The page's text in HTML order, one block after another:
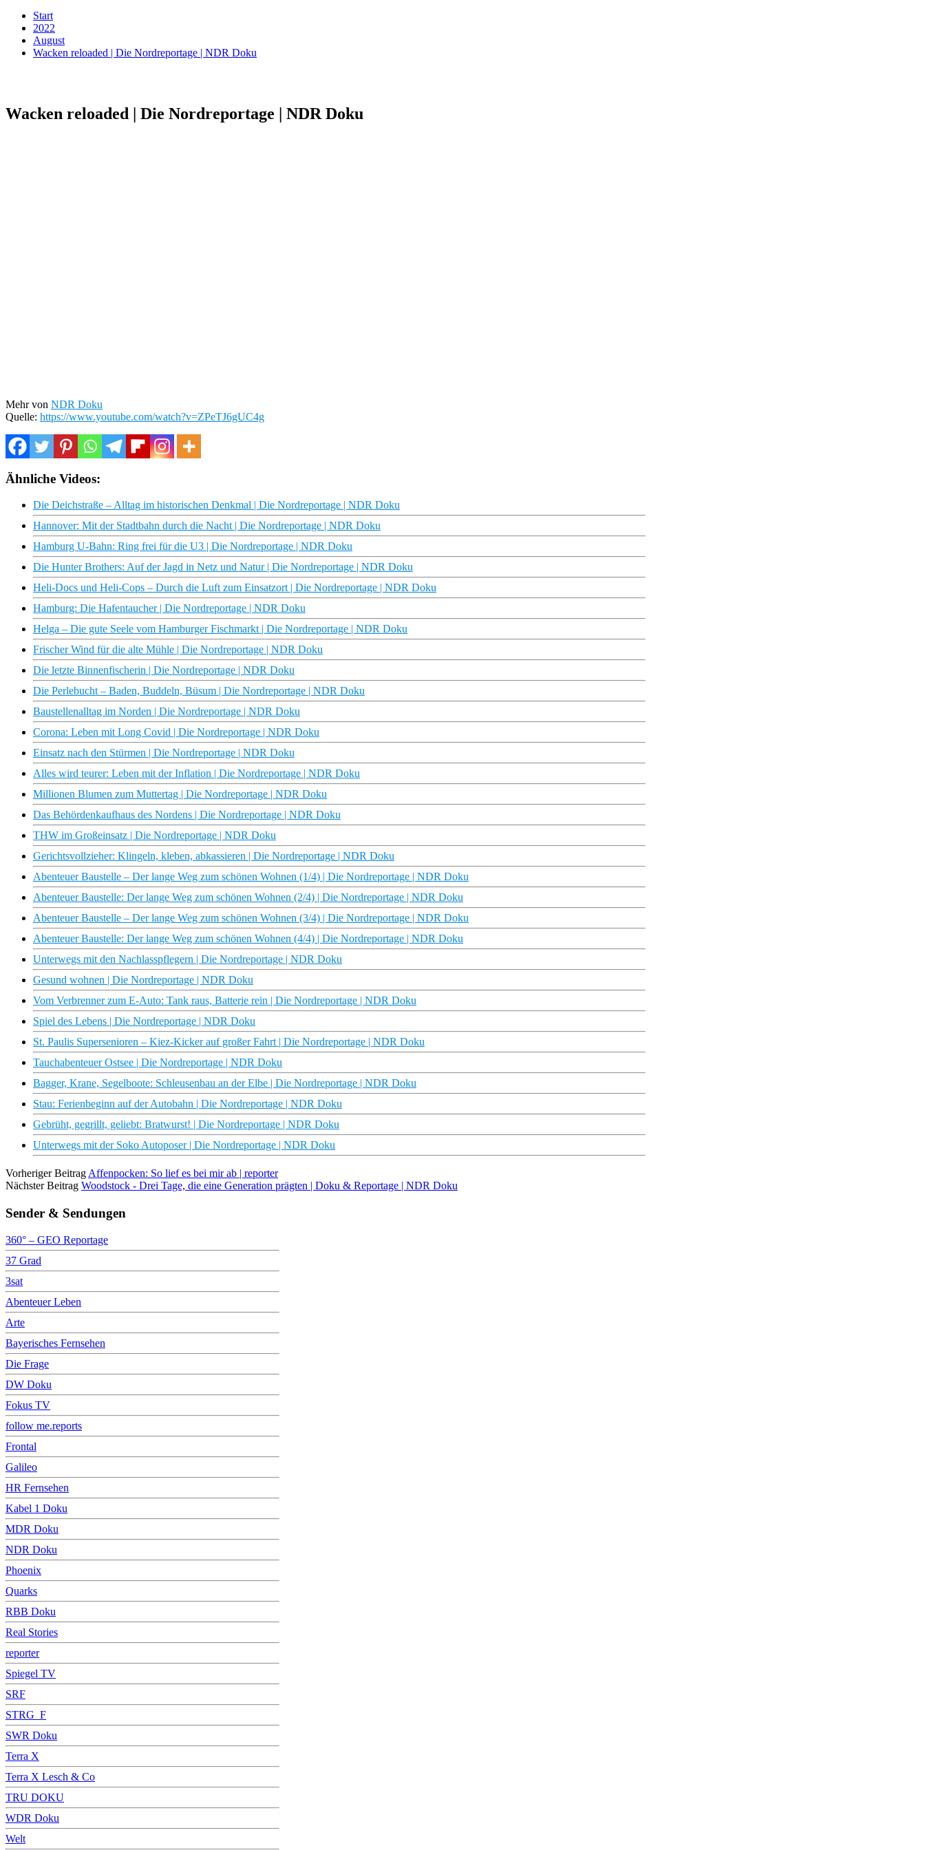
Start
2022
August
Wacken reloaded | Die Nordreportage | NDR Doku
Wacken reloaded | Die Nordreportage | NDR Doku
Mehr von NDR Doku
Quelle: https://www.youtube.com/watch?v=ZPeTJ6gUC4g
Ähnliche Videos:
Die Deichstraße – Alltag im historischen Denkmal | Die Nordreportage | NDR Doku
Hannover: Mit der Stadtbahn durch die Nacht | Die Nordreportage | NDR Doku
Hamburg U-Bahn: Ring frei für die U3 | Die Nordreportage | NDR Doku
Die Hunter Brothers: Auf der Jagd in Netz und Natur | Die Nordreportage | NDR Doku
Heli-Docs und Heli-Cops – Durch die Luft zum Einsatzort | Die Nordreportage | NDR Doku
Hamburg: Die Hafentaucher | Die Nordreportage | NDR Doku
Helga – Die gute Seele vom Hamburger Fischmarkt | Die Nordreportage | NDR Doku
Frischer Wind für die alte Mühle | Die Nordreportage | NDR Doku
Die letzte Binnenfischerin | Die Nordreportage | NDR Doku
Die Perlebucht – Baden, Buddeln, Büsum | Die Nordreportage | NDR Doku
Baustellenalltag im Norden | Die Nordreportage | NDR Doku
Corona: Leben mit Long Covid | Die Nordreportage | NDR Doku
Einsatz nach den Stürmen | Die Nordreportage | NDR Doku
Alles wird teurer: Leben mit der Inflation | Die Nordreportage | NDR Doku
Millionen Blumen zum Muttertag | Die Nordreportage | NDR Doku
Das Behördenkaufhaus des Nordens | Die Nordreportage | NDR Doku
THW im Großeinsatz | Die Nordreportage | NDR Doku
Gerichtsvollzieher: Klingeln, kleben, abkassieren | Die Nordreportage | NDR Doku
Abenteuer Baustelle – Der lange Weg zum schönen Wohnen (1/4) | Die Nordreportage | NDR Doku
Abenteuer Baustelle: Der lange Weg zum schönen Wohnen (2/4) | Die Nordreportage | NDR Doku
Abenteuer Baustelle – Der lange Weg zum schönen Wohnen (3/4) | Die Nordreportage | NDR Doku
Abenteuer Baustelle: Der lange Weg zum schönen Wohnen (4/4) | Die Nordreportage | NDR Doku
Unterwegs mit den Nachlasspflegern | Die Nordreportage | NDR Doku
Gesund wohnen | Die Nordreportage | NDR Doku
Vom Verbrenner zum E-Auto: Tank raus, Batterie rein | Die Nordreportage | NDR Doku
Spiel des Lebens | Die Nordreportage | NDR Doku
St. Paulis Supersenioren – Kiez-Kicker auf großer Fahrt | Die Nordreportage | NDR Doku
Tauchabenteuer Ostsee | Die Nordreportage | NDR Doku
Bagger, Krane, Segelboote: Schleusenbau an der Elbe | Die Nordreportage | NDR Doku
Stau: Ferienbeginn auf der Autobahn | Die Nordreportage | NDR Doku
Gebrüht, gegrillt, geliebt: Bratwurst! | Die Nordreportage | NDR Doku
Unterwegs mit der Soko Autoposer | Die Nordreportage | NDR Doku
Vorheriger Beitrag Affenpocken: So lief es bei mir ab | reporter
Nächster Beitrag Woodstock - Drei Tage, die eine Generation prägten | Doku & Reportage | NDR Doku
Sender & Sendungen
360° – GEO Reportage
37 Grad
3sat
Abenteuer Leben
Arte
Bayerisches Fernsehen
Die Frage
DW Doku
Fokus TV
follow me.reports
Frontal
Galileo
HR Fernsehen
Kabel 1 Doku
MDR Doku
NDR Doku
Phoenix
Quarks
RBB Doku
Real Stories
reporter
Spiegel TV
SRF
STRG_F
SWR Doku
Terra X
Terra X Lesch & Co
TRU DOKU
WDR Doku
Welt